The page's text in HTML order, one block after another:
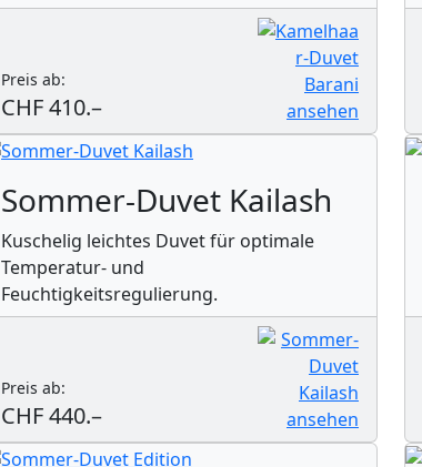
Preis ab:
CHF 410.–
Sommer-Duvet Kailash
Kuschelig leichtes Duvet für optimale
Temperatur- und
Feuchtigkeitsregulierung.
Preis ab:
CHF 440.–